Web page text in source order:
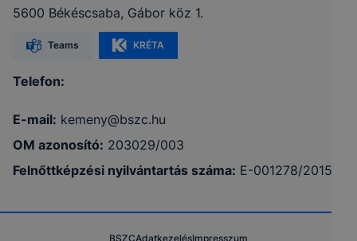
5600 Békéscsaba, Gábor köz 1.
Teams KRÉTA
Telefon:
E-mail: kemeny@bszc.hu
OM azonosító: 203029/003
Felnőttképzési nyilvántartás száma: E-001278/2015
BSZCAdatkezelésImpresszum